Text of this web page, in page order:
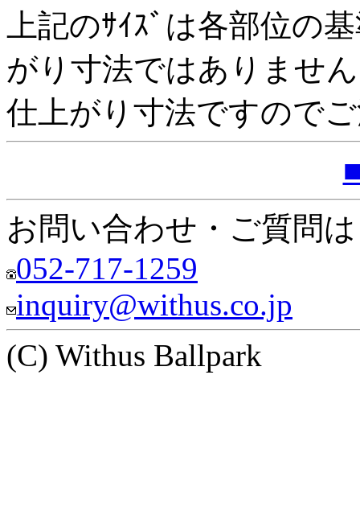
上記のｻｲｽﾞは各部位の
がり寸法ではありませ
仕上がり寸法ですので
お問い合わせ・ご質問は
052-717-1259
inquiry@withus.co.jp
(C) Withus Ballpark